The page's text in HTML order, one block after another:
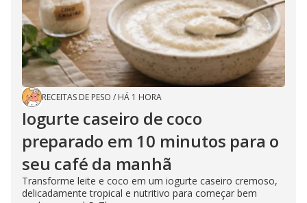
RECEITAS DE PESO / HÁ 1 HORA
Iogurte caseiro de coco
preparado em 10 minutos para o
seu café da manhã
Transforme leite e coco em um iogurte caseiro cremoso,
delicadamente tropical e nutritivo para começar bem